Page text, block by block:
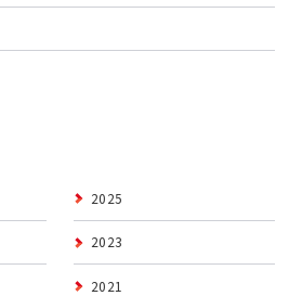
2025
2023
2021